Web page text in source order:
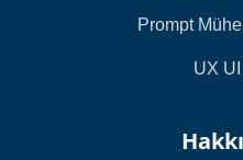
Prompt
UX